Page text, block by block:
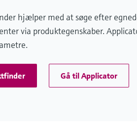
hjælper med at søge efter
via produktegenskaber.
Gå til Applicator